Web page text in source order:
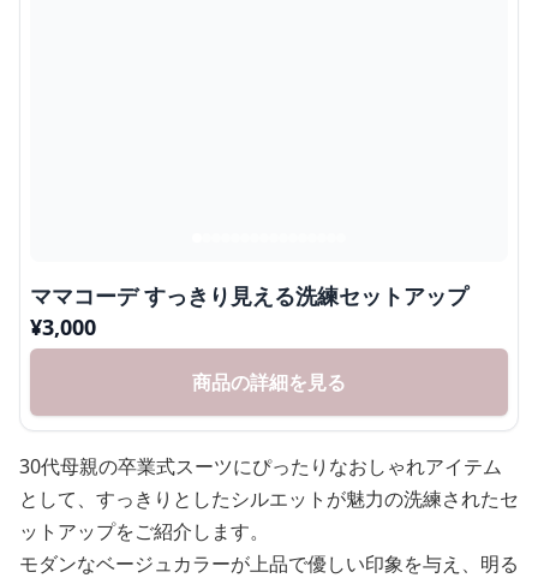
ママコーデ すっきり見える洗練セットアップ
¥3,000
商品の詳細を見る
30代母親の卒業式スーツにぴったりなおしゃれアイテム
として、すっきりとしたシルエットが魅力の洗練されたセ
ットアップをご紹介します。
モダンなベージュカラーが上品で優しい印象を与え、明る